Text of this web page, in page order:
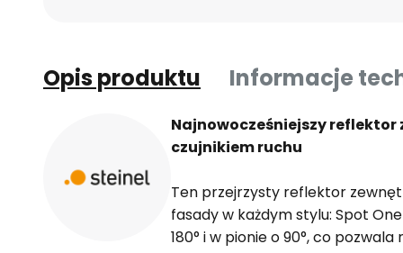
Opis produktu Informacje
Najnowocześniejszy reflektor
czujnikiem ruchu
Ten przejrzysty reflektor
fasady w każdym stylu: Spot
180° i w pionie o 90°, co